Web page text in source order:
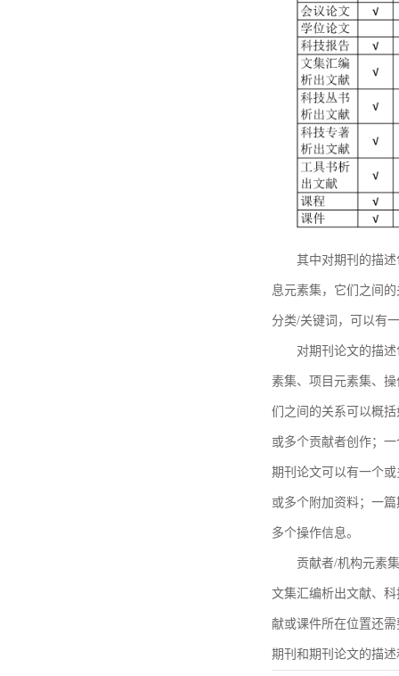
其中对期刊的描
息元素集，它们之间
分类/关键词，可以有
对期刊论文的描
素集、项目元素集、
们之间的关系可以概
或多个贡献者创作；
期刊论文可以有一个
或多个附加资料；一
多个操作信息。
贡献者/机构元素
文集汇编析出文献、
献或课件所在位置还
期刊和期刊论文的描